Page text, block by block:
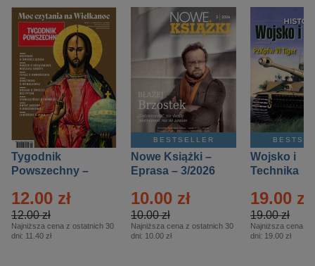
Tygodnik
Powszechny –
12.00 zł
12.00 zł
Najniższa cena z ostatnich 30
dni: 11.40 zł
BESTSELLER
Nowe Książki –
Eprasa – 3/2026
10.00 zł
10.00 zł
Najniższa cena z ostatnich 30
dni: 10.00 zł
Wojsko i
Technika
– 2/2026
19.00 zł
19.00 zł
Najniższa cena z
dni: 19.00 zł